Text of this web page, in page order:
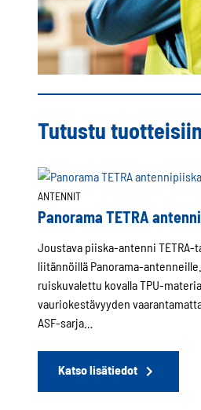
Tutustu tuotteisiin
ANTENNIT
Panorama TETRA
Joustava piiska-antenni TETRA-
liitännöillä Panorama-
ruiskuvalettu kovalla TPU-
vauriokestävyyden
ASF-sarja…
Katso lisätiedot